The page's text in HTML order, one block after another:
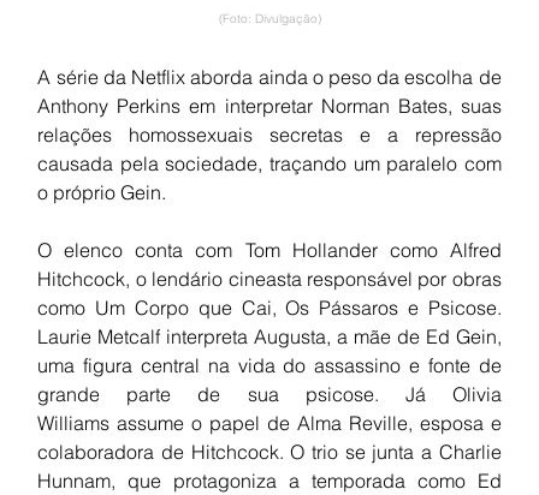
(Foto: Divulgação)
A série da Netflix aborda ainda o peso da escolha de
Anthony Perkins em interpretar Norman Bates, suas
relações homossexuais secretas e a repressão
causada pela sociedade, traçando um paralelo com
o próprio Gein.
O elenco conta com Tom Hollander como Alfred
Hitchcock, o lendário cineasta responsável por obras
como Um Corpo que Cai, Os Pássaros e Psicose.
Laurie Metcalf interpreta Augusta, a mãe de Ed Gein,
uma figura central na vida do assassino e fonte de
grande parte de sua psicose. Já Olivia
Williams assume o papel de Alma Reville, esposa e
colaboradora de Hitchcock. O trio se junta a Charlie
Hunnam, que protagoniza a temporada como Ed